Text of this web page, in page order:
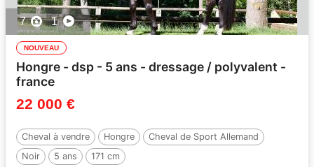
7 1
NOUVEAU
Hongre - dsp - 5 ans - dressage / polyvalent -
france
22 000 €
Cheval à vendre Hongre
Cheval de Sport Allemand
Noir
5 ans 171 cm